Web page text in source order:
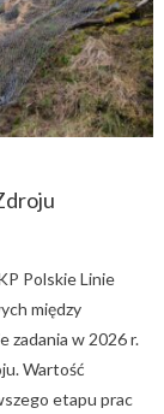
Polskie Linie
między
zadania w 2026 r.
Wartość
etapu prac